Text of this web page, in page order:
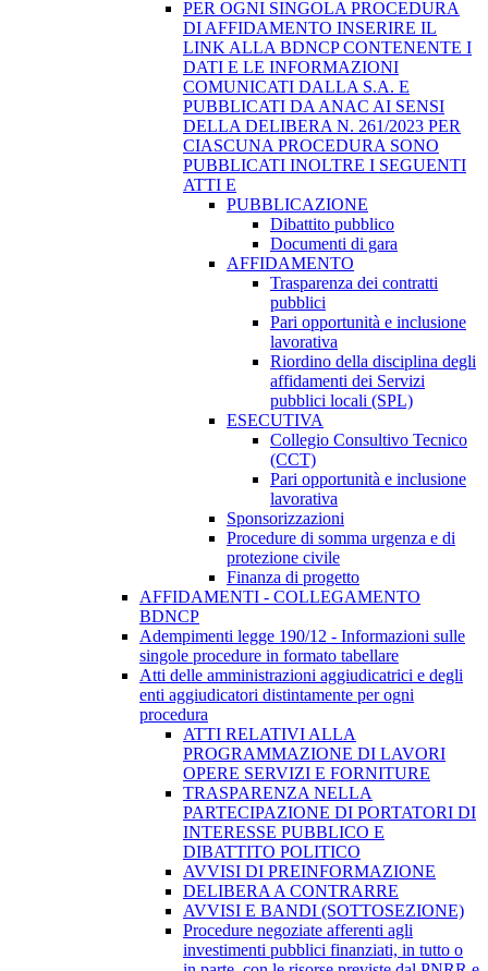
PER OGNI SINGOLA PROCEDURA
DI AFFIDAMENTO INSERIRE IL
LINK ALLA BDNCP CONTENENTE I
DATI E LE INFORMAZIONI
COMUNICATI DALLA S.A. E
PUBBLICATI DA ANAC AI SENSI
DELLA DELIBERA N. 261/2023 PER
CIASCUNA PROCEDURA SONO
PUBBLICATI INOLTRE I SEGUENTI
ATTI E
PUBBLICAZIONE
Dibattito pubblico
Documenti di gara
AFFIDAMENTO
Trasparenza dei contratti
pubblici
Pari opportunità e inclusione
lavorativa
Riordino della disciplina degli
affidamenti dei Servizi
pubblici locali (SPL)
ESECUTIVA
Collegio Consultivo Tecnico
(CCT)
Pari opportunità e inclusione
lavorativa
Sponsorizzazioni
Procedure di somma urgenza e di
protezione civile
Finanza di progetto
AFFIDAMENTI - COLLEGAMENTO
BDNCP
Adempimenti legge 190/12 - Informazioni sulle
singole procedure in formato tabellare
Atti delle amministrazioni aggiudicatrici e degli
enti aggiudicatori distintamente per ogni
procedura
ATTI RELATIVI ALLA
PROGRAMMAZIONE DI LAVORI
OPERE SERVIZI E FORNITURE
TRASPARENZA NELLA
PARTECIPAZIONE DI PORTATORI DI
INTERESSE PUBBLICO E
DIBATTITO POLITICO
AVVISI DI PREINFORMAZIONE
DELIBERA A CONTRARRE
AVVISI E BANDI (SOTTOSEZIONE)
Procedure negoziate afferenti agli
investimenti pubblici finanziati, in tutto o